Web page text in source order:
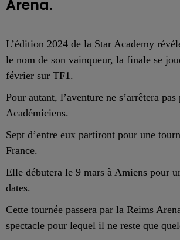
L’édition 2024 de la Star Academy
le nom de son vainqueur, la finale se
février sur TF1.
Pour autant, l’aventure ne s’arrêtera
Académiciens.
Sept d’entre eux partiront pour une
France.
Elle débutera le 9 mars à Amiens pour
dates.
Cette tournée passera par la Reims
spectacle pour lequel il ne reste que